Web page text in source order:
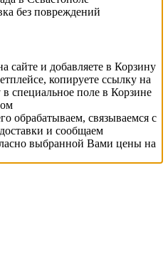
без повреждений
сайте и добавляете в Корзину
копируете ссылку на
в специальное поле в Корзине
обрабатываем, связываемся с
и сообщаем
выбранной Вами цены на